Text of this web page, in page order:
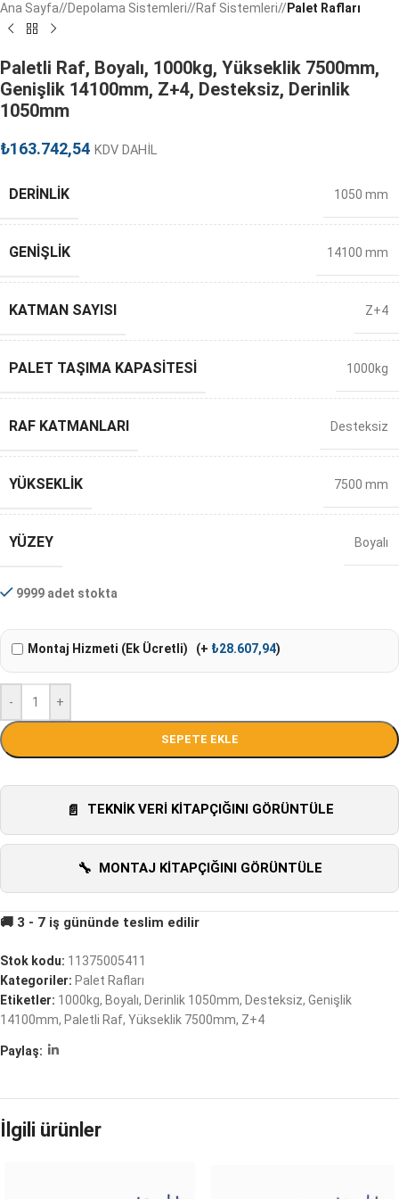
Ana Sayfa/ Depolama Sistemleri/ Raf Sistemleri/ Palet Rafları
Paletli Raf, Boyalı, 1000kg, Yükseklik 7500mm,
Genişlik 14100mm, Z+4, Desteksiz, Derinlik
1050mm
₺163.742,54 KDV DAHİL
DERINLIK 1050 mm
GENIŞLIK 14100 mm
KATMAN SAYISI Z+4
PALET TAŞIMA KAPASITESI 1000kg
RAF KATMANLARI Desteksiz
YÜKSEKLIK 7500 mm
YÜZEY Boyalı
9999 adet stokta
Montaj Hizmeti (Ek Ücretli) (+ ₺28.607,94)
- +
SEPETE EKLE
TEKNIK VERI KITAPÇIĞINI GÖRÜNTÜLE
MONTAJ KITAPÇIĞINI GÖRÜNTÜLE
Stok kodu: 11375005411
Kategoriler: Palet Rafları
Etiketler: 1000kg, Boyalı, Derinlik 1050mm, Desteksiz, Genişlik
14100mm, Paletli Raf, Yükseklik 7500mm, Z+4
Paylaş:
İlgili ürünler